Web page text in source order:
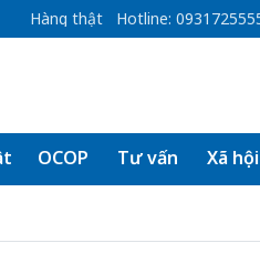
Hàng thật Hotline:
OCOP Tư vấn Xã hội